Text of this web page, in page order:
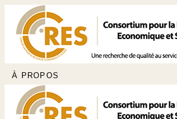
À PROPOS